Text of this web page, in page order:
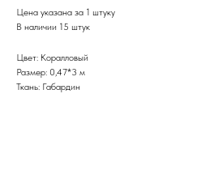
Цена указана за 1 штуку
В наличии 15 штук
Цвет: Коралловый
Размер: 0,47*3 м
Ткань: Габардин